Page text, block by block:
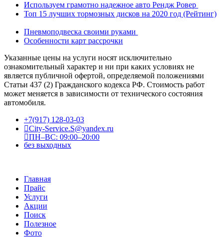
Используем грамотно надежное авто Рендж Ровер
Топ 15 лучших тормозных дисков на 2020 год (Рейтинг)
Пневмоподвеска своими руками
Особенности карт рассрочки
Указанные цены на услуги носят исключительно
ознакомительный характер и ни при каких условиях не
является публичной офертой, определяемой положениями
Статьи 437 (2) Гражданского кодекса РФ. Стоимость работ
может меняется в зависимости от технического состояния
автомобиля.
+7(917) 128-03-03
City-Service.S@yandex.ru
ПН–ВС: 09:00–20:00
без выходных
Главная
Прайс
Услуги
Акции
Поиск
Полезное
Фото